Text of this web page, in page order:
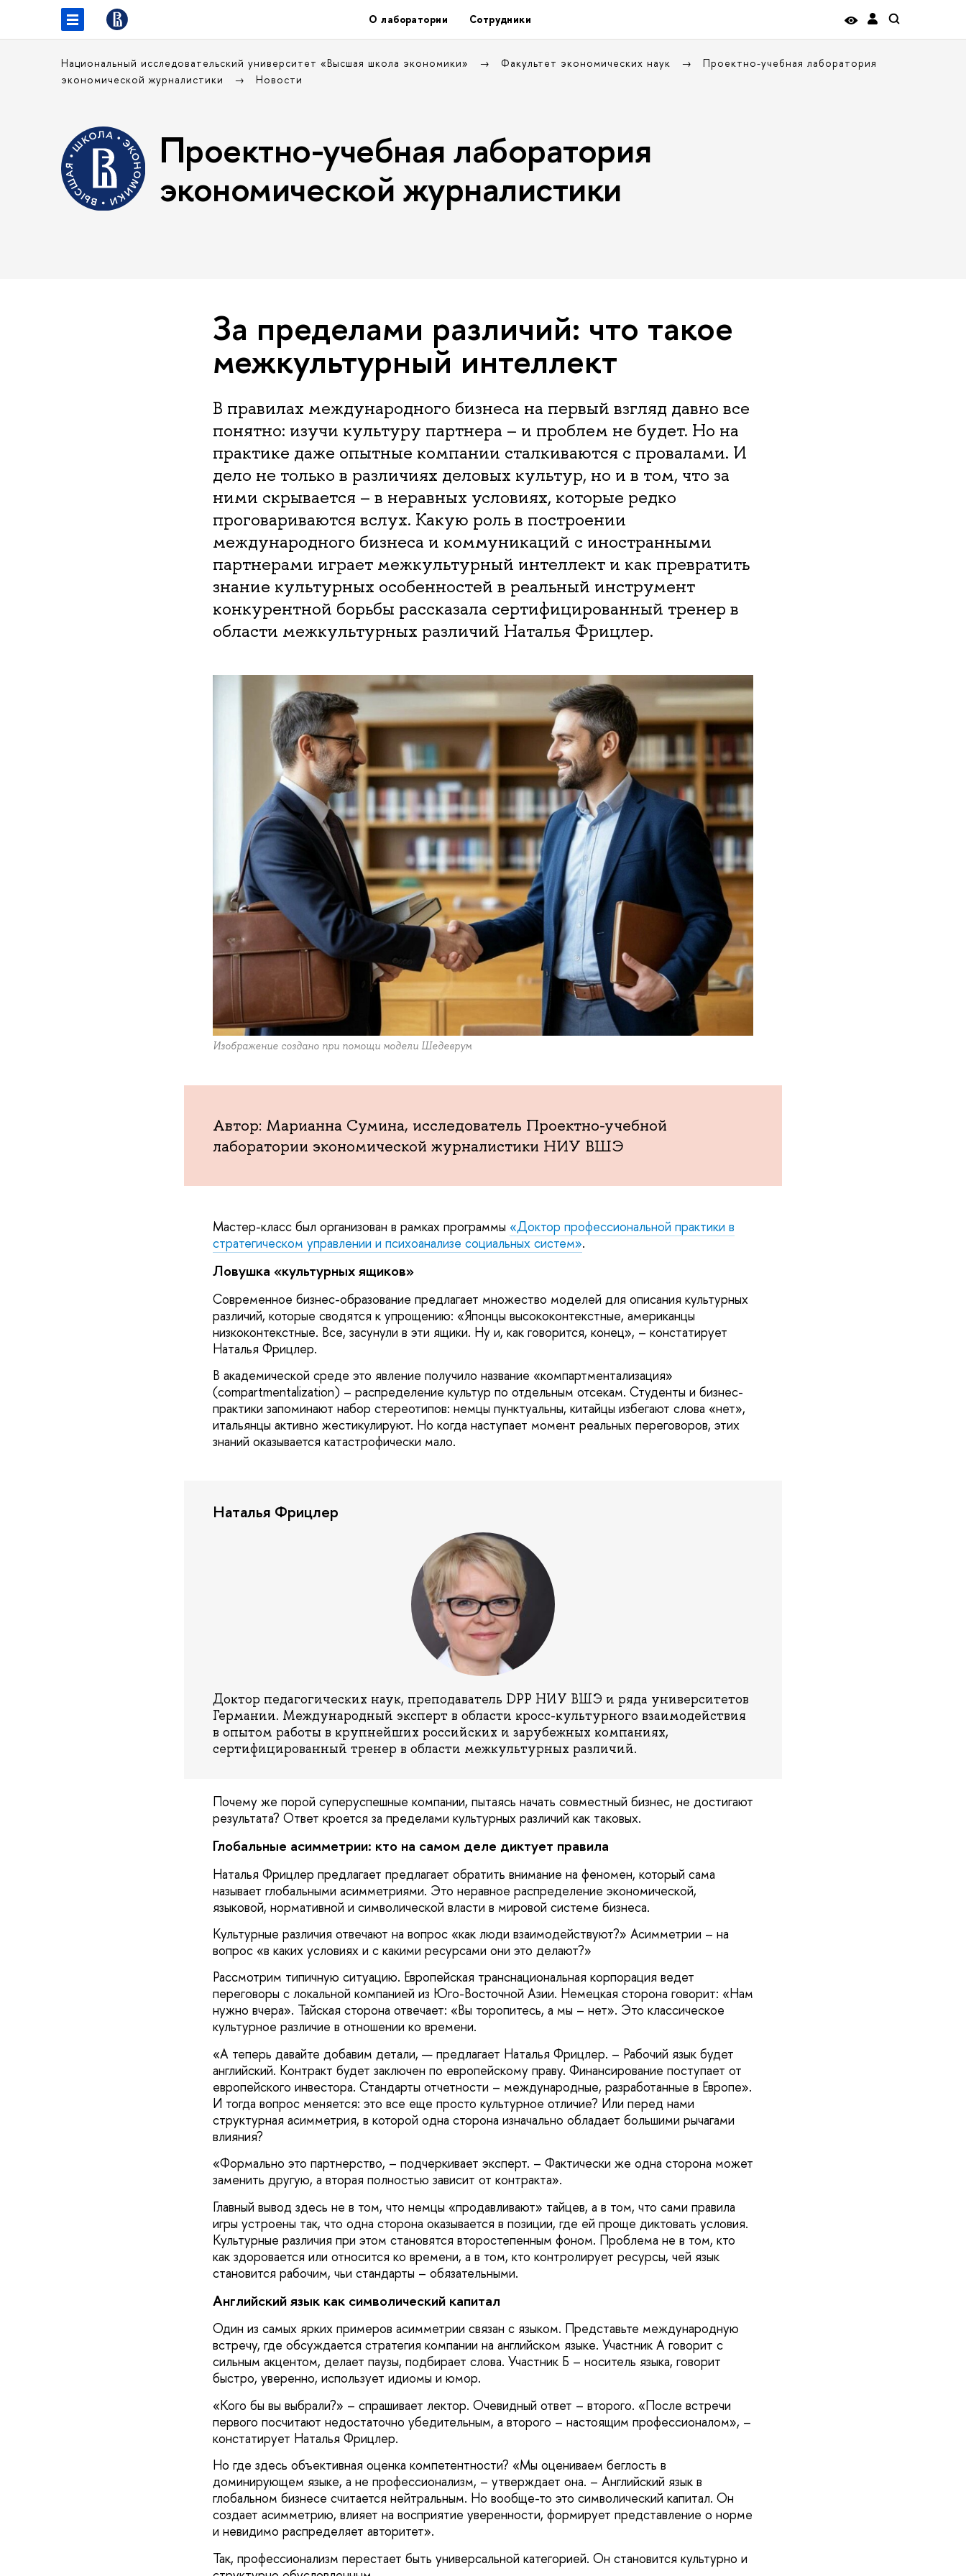
О лаборатории Сотрудники
Национальный исследовательский университет «Высшая школа экономики» Факультет экономических наук
Проектно-учебная лаборатория
экономической журналистики
Новости
Проектно-учебная лаборатория
экономической журналистики
За пределами различий: что такое
межкультурный интеллект
В правилах международного бизнеса на первый взгляд давно все
понятно: изучи культуру партнера – и проблем не будет. Но на
практике даже опытные компании сталкиваются с провалами. И
дело не только в различиях деловых культур, но и в том, что за
ними скрывается – в неравных условиях, которые редко
проговариваются вслух. Какую роль в построении
международного бизнеса и коммуникаций с иностранными
партнерами играет межкультурный интеллект и как превратить
знание культурных особенностей в реальный инструмент
конкурентной борьбы рассказала сертифицированный тренер в
области межкультурных различий Наталья Фрицлер.
Изображение создано при помощи модели Шедеврум
Автор: Марианна Сумина, исследователь Проектно-учебной
лаборатории экономической журналистики НИУ ВШЭ
Мастер-класс был организован в рамках программы «Доктор профессиональной практики в
стратегическом управлении и психоанализе социальных систем».
Ловушка «культурных ящиков»
Современное бизнес-образование предлагает множество моделей для описания культурных
различий, которые сводятся к упрощению: «Японцы высококонтекстные, американцы
низкоконтекстные. Все, засунули в эти ящики. Ну и, как говорится, конец», – констатирует
Наталья Фрицлер.
В академической среде это явление получило название «компартментализация»
(compartmentalization) – распределение культур по отдельным отсекам. Студенты и бизнес-
практики запоминают набор стереотипов: немцы пунктуальны, китайцы избегают слова «нет»,
итальянцы активно жестикулируют. Но когда наступает момент реальных переговоров, этих
знаний оказывается катастрофически мало.
Наталья Фрицлер
Доктор педагогических наук, преподаватель DPP НИУ ВШЭ и ряда университетов
Германии. Международный эксперт в области кросс-культурного взаимодействия
в опытом работы в крупнейших российских и зарубежных компаниях,
сертифицированный тренер в области межкультурных различий.
Почему же порой суперуспешные компании, пытаясь начать совместный бизнес, не достигают
результата? Ответ кроется за пределами культурных различий как таковых.
Глобальные асимметрии: кто на самом деле диктует правила
Наталья Фрицлер предлагает предлагает обратить внимание на феномен, который сама
называет глобальными асимметриями. Это неравное распределение экономической,
языковой, нормативной и символической власти в мировой системе бизнеса.
Культурные различия отвечают на вопрос «как люди взаимодействуют?» Асимметрии – на
вопрос «в каких условиях и с какими ресурсами они это делают?»
Рассмотрим типичную ситуацию. Европейская транснациональная корпорация ведет
переговоры с локальной компанией из Юго-Восточной Азии. Немецкая сторона говорит: «Нам
нужно вчера». Тайская сторона отвечает: «Вы торопитесь, а мы – нет». Это классическое
культурное различие в отношении ко времени.
«А теперь давайте добавим детали, — предлагает Наталья Фрицлер. – Рабочий язык будет
английский. Контракт будет заключен по европейскому праву. Финансирование поступает от
европейского инвестора. Стандарты отчетности – международные, разработанные в Европе».
И тогда вопрос меняется: это все еще просто культурное отличие? Или перед нами
структурная асимметрия, в которой одна сторона изначально обладает большими рычагами
влияния?
«Формально это партнерство, – подчеркивает эксперт. – Фактически же одна сторона может
заменить другую, а вторая полностью зависит от контракта».
Главный вывод здесь не в том, что немцы «продавливают» тайцев, а в том, что сами правила
игры устроены так, что одна сторона оказывается в позиции, где ей проще диктовать условия.
Культурные различия при этом становятся второстепенным фоном. Проблема не в том, кто
как здоровается или относится ко времени, а в том, кто контролирует ресурсы, чей язык
становится рабочим, чьи стандарты – обязательными.
Английский язык как символический капитал
Один из самых ярких примеров асимметрии связан с языком. Представьте международную
встречу, где обсуждается стратегия компании на английском языке. Участник А говорит с
сильным акцентом, делает паузы, подбирает слова. Участник Б – носитель языка, говорит
быстро, уверенно, использует идиомы и юмор.
«Кого бы вы выбрали?» – спрашивает лектор. Очевидный ответ – второго. «После встречи
первого посчитают недостаточно убедительным, а второго – настоящим профессионалом», –
констатирует Наталья Фрицлер.
Но где здесь объективная оценка компетентности? «Мы оцениваем беглость в
доминирующем языке, а не профессионализм, – утверждает она. – Английский язык в
глобальном бизнесе считается нейтральным. Но вообще-то это символический капитал. Он
создает асимметрию, влияет на восприятие уверенности, формирует представление о норме
и невидимо распределяет авторитет».
Так, профессионализм перестает быть универсальной категорией. Он становится культурно и